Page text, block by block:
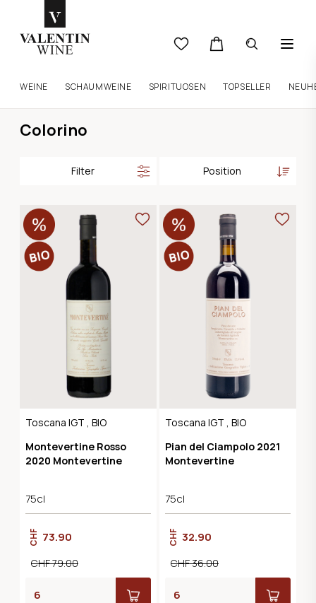
WEINE SCHAUMWEINE SPIRITUOSEN TOPSELLER
Colorino
Filter
Toscana IGT , BIO
Montevertine Rosso
2020 Montevertine
75cl
CHF 73.90
CHF 79.00
Toscana IGT , BIO
Pian del Ciampolo 2021
Montevertine
75cl
CHF 32.90
CHF 36.00